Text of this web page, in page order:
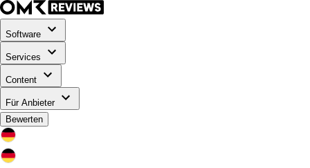
Software
Services
Content
Für Anbieter
Bewerten